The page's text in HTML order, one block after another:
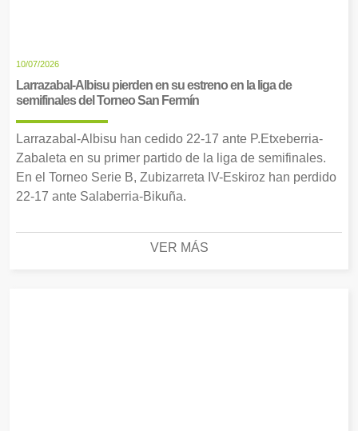
10/07/2026
Larrazabal-Albisu pierden en su estreno en la liga de
semifinales del Torneo San Fermín
Larrazabal-Albisu han cedido 22-17 ante P.Etxeberria-
Zabaleta en su primer partido de la liga de semifinales.
En el Torneo Serie B, Zubizarreta IV-Eskiroz han perdido
22-17 ante Salaberria-Bikuña.
VER MÁS